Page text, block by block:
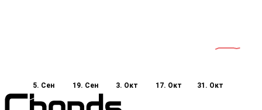
5. Сен 19. Сен 3. Окт 17. Окт 31. Окт